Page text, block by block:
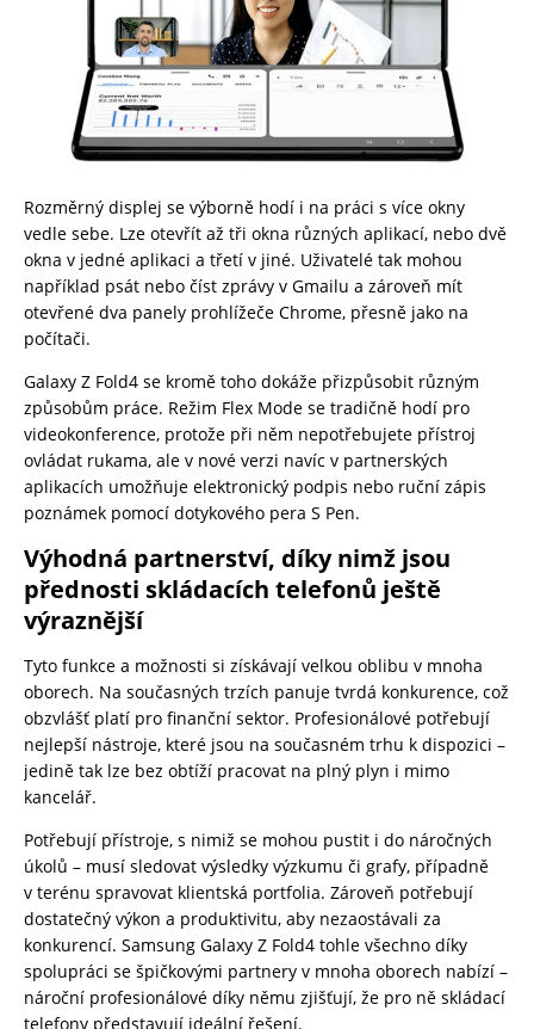
Rozměrný displej se výborně hodí i na práci s více okny
vedle sebe. Lze otevřít až tři okna různých aplikací, nebo dvě
okna v jedné aplikaci a třetí v jiné. Uživatelé tak mohou
například psát nebo číst zprávy v Gmailu a zároveň mít
otevřené dva panely prohlížeče Chrome, přesně jako na
počítači.
Galaxy Z Fold4 se kromě toho dokáže přizpůsobit různým
způsobům práce. Režim Flex Mode se tradičně hodí pro
videokonference, protože při něm nepotřebujete přístroj
ovládat rukama, ale v nové verzi navíc v partnerských
aplikacích umožňuje elektronický podpis nebo ruční zápis
poznámek pomocí dotykového pera S Pen.
Výhodná partnerství, díky nimž jsou
přednosti skládacích telefonů ještě
výraznější
Tyto funkce a možnosti si získávají velkou oblibu v mnoha
oborech. Na současných trzích panuje tvrdá konkurence, což
obzvlášť platí pro finanční sektor. Profesionálové potřebují
nejlepší nástroje, které jsou na současném trhu k dispozici –
jedině tak lze bez obtíží pracovat na plný plyn i mimo
kancelář.
Potřebují přístroje, s nimiž se mohou pustit i do náročných
úkolů – musí sledovat výsledky výzkumu či grafy, případně
v terénu spravovat klientská portfolia. Zároveň potřebují
dostatečný výkon a produktivitu, aby nezaostávali za
konkurencí. Samsung Galaxy Z Fold4 tohle všechno díky
spolupráci se špičkovými partnery v mnoha oborech nabízí –
nároční profesionálové díky němu zjišťují, že pro ně skládací
telefony představují ideální řešení.